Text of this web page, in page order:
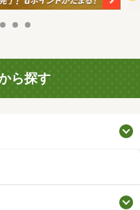
ら探す